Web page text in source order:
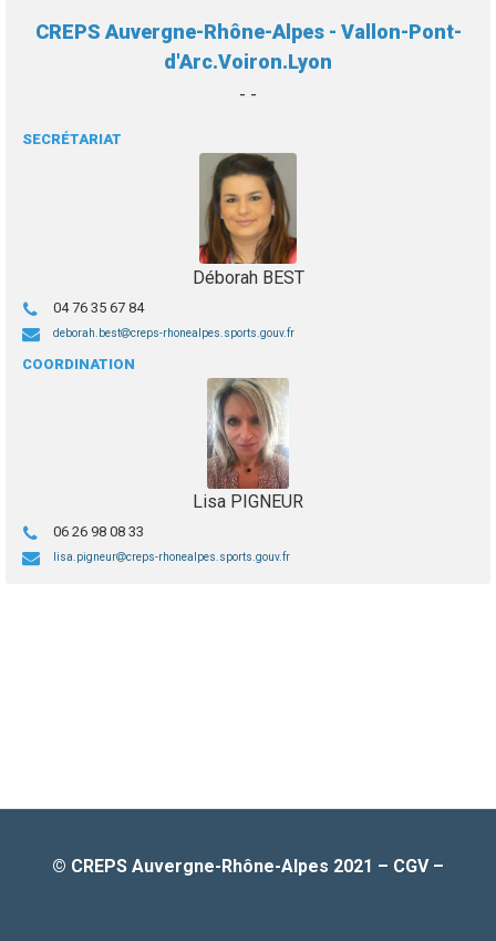
CREPS Auvergne-Rhône-Alpes - Vallon-Pont-
d'Arc.Voiron.Lyon
- -
SECRÉTARIAT
Déborah BEST
04 76 35 67 84
deborah.best creps-rhonealpes.sports.gouv.fr
COORDINATION
Lisa PIGNEUR
06 26 98 08 33
lisa.pigneur creps-rhonealpes.sports.gouv.fr
© CREPS Auvergne-Rhône-Alpes 2021 – CGV–